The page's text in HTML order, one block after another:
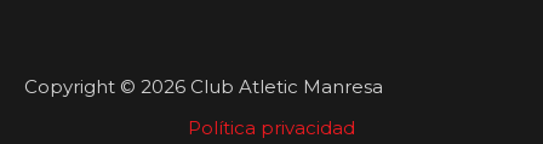
Copyright © 2026 Club Atletic Manresa
Política privacidad